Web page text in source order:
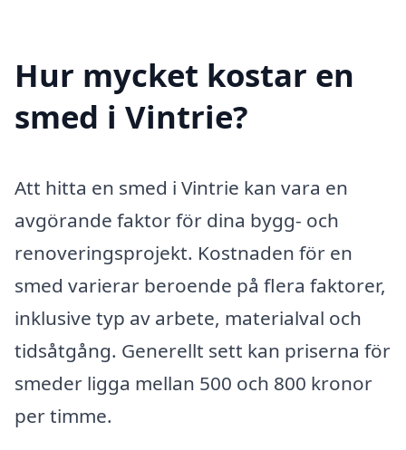
Hur mycket kostar en
smed i Vintrie?
Att hitta en smed i Vintrie kan vara en
avgörande faktor för dina bygg- och
renoveringsprojekt. Kostnaden för en
smed varierar beroende på flera faktorer,
inklusive typ av arbete, materialval och
tidsåtgång. Generellt sett kan priserna för
smeder ligga mellan 500 och 800 kronor
per timme.